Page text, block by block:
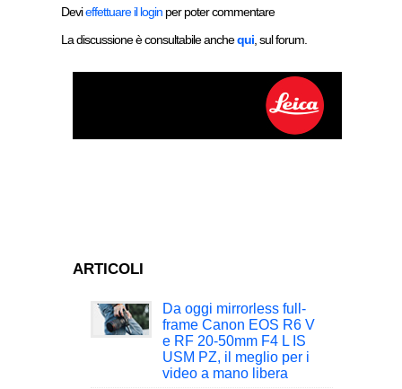
Devieffettuare il login per poter commentare
La discussione è consultabile anchequi , sul forum.
ARTICOLI
Da oggi mirrorless full-
frame Canon EOS R6 V
e RF 20-50mm F4 L IS
USM PZ, il meglio per i
video a mano libera